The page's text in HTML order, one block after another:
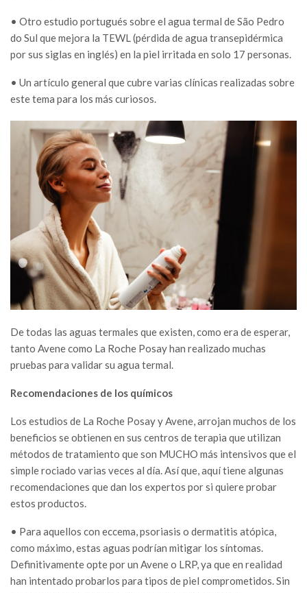
• Otro estudio portugués sobre el agua termal de São Pedro
do Sul que mejora la TEWL (pérdida de agua transepidérmica
por sus siglas en inglés) en la piel irritada en solo 17 personas.
• Un artículo general que cubre varias clínicas realizadas sobre
este tema para los más curiosos.
De todas las aguas termales que existen, como era de esperar,
tanto Avene como La Roche Posay han realizado muchas
pruebas para validar su agua termal.
Recomendaciones de los químicos
Los estudios de La Roche Posay y Avene, arrojan muchos de los
beneficios se obtienen en sus centros de terapia que utilizan
métodos de tratamiento que son MUCHO más intensivos que el
simple rociado varias veces al día. Así que, aquí tiene algunas
recomendaciones que dan los expertos por si quiere probar
estos productos.
• Para aquellos con eccema, psoriasis o dermatitis atópica,
como máximo, estas aguas podrían mitigar los síntomas.
Definitivamente opte por un Avene o LRP, ya que en realidad
han intentado probarlos para tipos de piel comprometidos. Sin